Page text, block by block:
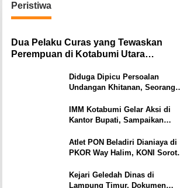
Peristiwa
Dua Pelaku Curas yang Tewaskan
Perempuan di Kotabumi Utara
Diduga Dipicu Persoalan
Undangan Khitanan, Seorang
Tertembak
IMM Kotabumi Gelar Aksi di
Kantor Bupati, Sampaikan
Pemkab Lampung Utara
Atlet PON Beladiri Dianiaya di
PKOR Way Halim, KONI Soroti
Kawasan
Kejari Geledah Dinas di
Lampung Timur, Dokumen